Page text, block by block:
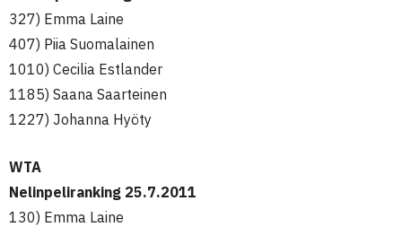
327) Emma Laine
407) Piia Suomalainen
1010) Cecilia Estlander
1185) Saana Saarteinen
1227) Johanna Hyöty
WTA
Nelinpeliranking 25.7.2011
130) Emma Laine